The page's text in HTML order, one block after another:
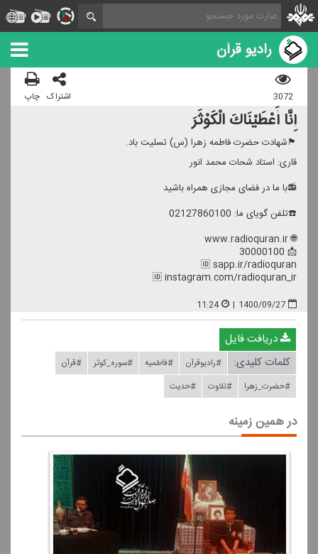
رادیو قرآن
3072 اشتراک چاپ
إِنَّا أَعْطَیْنَاكَ الْكَوْثَرَ
🏴شهادت حضرت فاطمه زهرا (س) تسلیت باد.
قاری: استاد شحات محمد انور
📻با ما در فضای مجازی همراه باشید
☎️تلفن گویای ما: 02127860100
🌐 www.radioquran.ir
📩 30000100
🆔 sapp.ir/radioquran
🆔 instagram.com/radioquran_ir
1400/09/27
|
11:24
دریافت فایل
کلمات کلیدی:
#رادیوقرآن #فاطمیه #سوره_كوثر
#قرآن
#حضرت_زهرا
#تلاوت #حدیث
در همین زمینه